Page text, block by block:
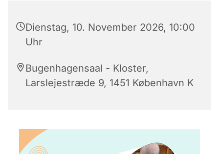
Dienstag, 10. November 2026, 10:00
Uhr
Bugenhagensaal - Kloster,
Larslejestræde 9, 1451 København K